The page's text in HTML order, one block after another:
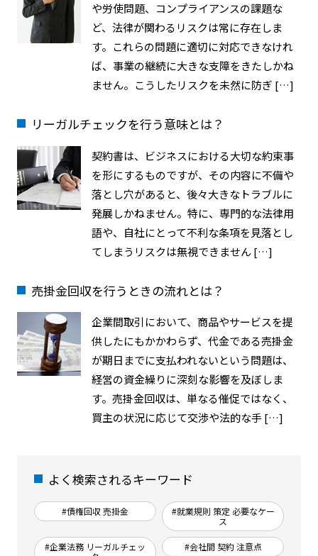
や労使問題、コンプライアンスの課題な
ど、法律が関わるリスクは常に存在しま
す。これらの問題に適切に対応できなけれ
ば、事業の継続に大きな支障をきたしかね
ません。こうしたリスクを未然に防ぎ […]
リーガルチェックを行う意味とは？
契約書は、ビジネスにおける大切な約束事
を形にするものですが、その内容に不備や
落とし穴があると、後々大きなトラブルに
発展しかねません。特に、専門的な法律用
語や、自社にとって不利な条項を見落とし
てしまうリスクは無視できません […]
売掛金回収を行うときの流れとは？
企業間取引において、商品やサービスを提
供したにもかかわらず、代金である売掛金
が期日までに支払われないという問題は、
経営の資金繰りに深刻な影響を及ぼしま
す。売掛金回収は、単なる催促ではなく、
買主の状況に応じて交渉や法的な手 […]
よく検索されるキーワード
#債権回収 売掛金
#就業規則 策定 必要なケー
ス
#企業法務 リーガルチェッ
#会社間 契約 注意点